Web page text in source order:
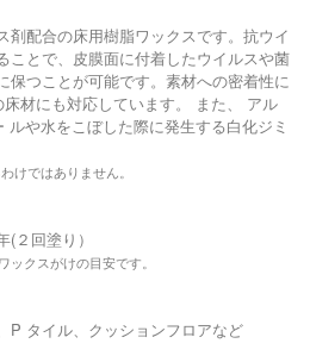
剤配合の床用樹脂ワックスです。抗ウイ
ことで、皮膜面に付着したウイルスや菌
保つことが可能です。素材への密着性に
材にも対応しています。 また、 アル
や水をこぼした際に発生する白化ジミ
けではありません。
２回塗り）
クスがけの目安です。
P タイル、クッションフロアなど